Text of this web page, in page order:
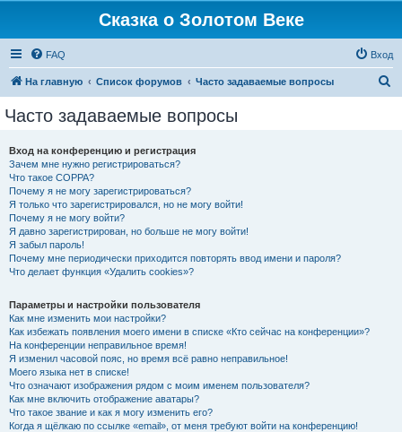
Сказка о Золотом Веке
FAQ Вход
На главную Список форумов Часто задаваемые вопросы
Часто задаваемые вопросы
Вход на конференцию и регистрация
Зачем мне нужно регистрироваться?
Что такое COPPA?
Почему я не могу зарегистрироваться?
Я только что зарегистрировался, но не могу войти!
Почему я не могу войти?
Я давно зарегистрирован, но больше не могу войти!
Я забыл пароль!
Почему мне периодически приходится повторять ввод имени и пароля?
Что делает функция «Удалить cookies»?
Параметры и настройки пользователя
Как мне изменить мои настройки?
Как избежать появления моего имени в списке «Кто сейчас на конференции»?
На конференции неправильное время!
Я изменил часовой пояс, но время всё равно неправильное!
Моего языка нет в списке!
Что означают изображения рядом с моим именем пользователя?
Как мне включить отображение аватары?
Что такое звание и как я могу изменить его?
Когда я щёлкаю по ссылке «email», от меня требуют войти на конференцию!